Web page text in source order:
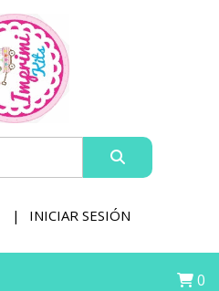
INICIAR SESIÓN
0